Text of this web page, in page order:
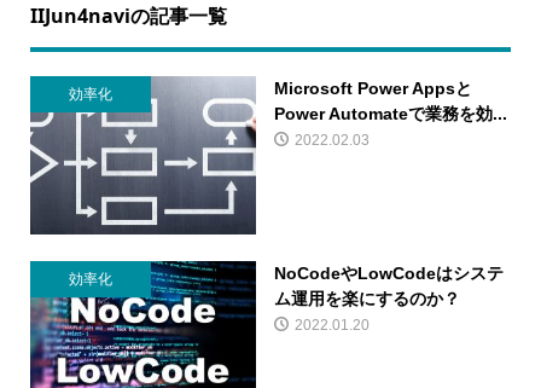
IIJun4naviの記事一覧
効率化
Microsoft Power Appsと
Power Automateで業務を効...
2022.02.03
効率化
NoCodeやLowCodeはシステ
ム運用を楽にするのか？
2022.01.20